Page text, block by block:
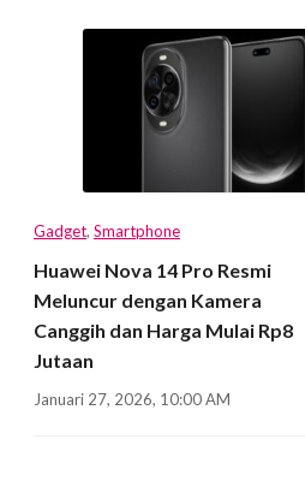
Gadget, Smartphone
Huawei Nova 14 Pro Resmi
Meluncur dengan Kamera
Canggih dan Harga Mulai Rp8
Jutaan
Januari 27, 2026, 10:00 AM